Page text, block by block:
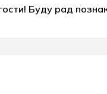
Буду рад